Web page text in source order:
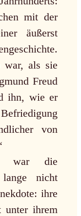
mit der
äußerst
war, als sie
Freud
ihn, wie er
von
war die
lange nicht
ihre
unter ihrem